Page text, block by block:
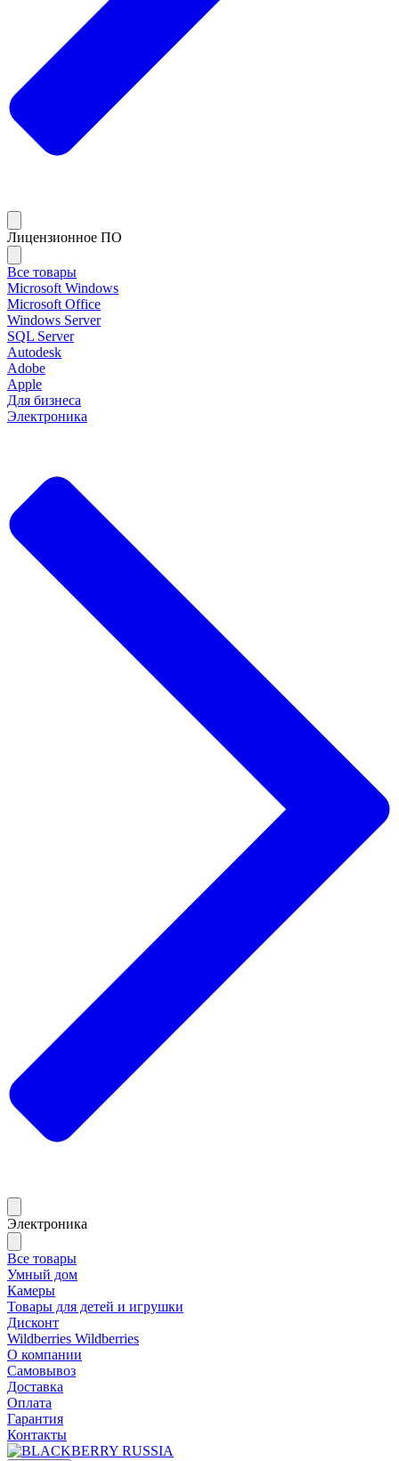
Лицензионное ПО
Все товары
Microsoft Windows
Microsoft Office
Windows Server
SQL Server
Autodesk
Adobe
Apple
Для бизнеса
Электроника
Электроника
Все товары
Умный дом
Камеры
Товары для детей и игрушки
Дисконт
Wildberries Wildberries
О компании
Самовывоз
Доставка
Оплата
Гарантия
Контакты